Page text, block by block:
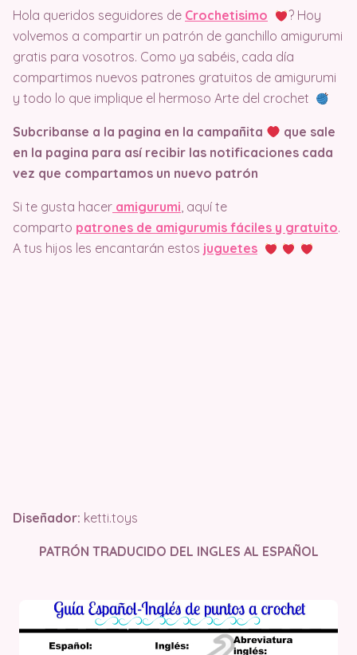
Hola queridos seguidores de Crochetisimo
? Hoy
volvemos a compartir un patrón de ganchillo amigurumi
gratis para vosotros. Como ya sabéis, cada día
compartimos nuevos patrones gratuitos de amigurumi
y todo lo que implique el hermoso Arte del crochet
Subcribanse a la pagina en la campañita
que sale
en la pagina para así recibir las notificaciones cada
vez que compartamos un nuevo patrón
Si te gusta hacer amigurumi, aquí te
comparto patrones de amigurumis fáciles y gratuito.
A tus hijos les encantarán estos juguetes
Diseñador: ketti.toys
PATRÓN TRADUCIDO DEL INGLES AL ESPAÑOL